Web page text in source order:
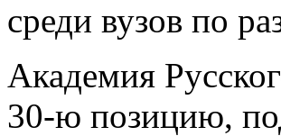
среди вузов по
Академия
30-ю позицию,